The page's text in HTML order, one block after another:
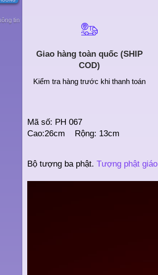
Giao hàng toàn quốc (SHIP
COD)
Kiểm tra hàng trước khi thanh toán
Mã số: PH 067
Cao:26cm Rộng: 13cm
Bộ tượng ba phật. Tượng phật giáo
tin